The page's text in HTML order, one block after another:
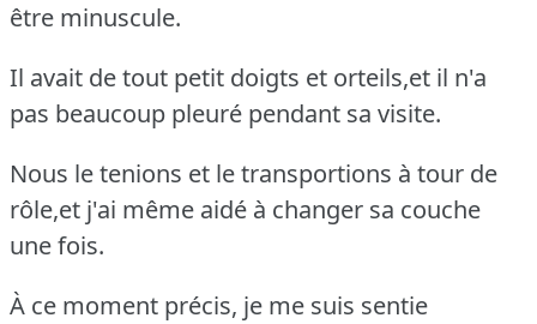
être minuscule.
Il avait de tout petit doigts et orteils,et il n'a
pas beaucoup pleuré pendant sa visite.
Nous le tenions et le transportions à tour de
rôle,et j'ai même aidé à changer sa couche
une fois.
À ce moment précis, je me suis sentie